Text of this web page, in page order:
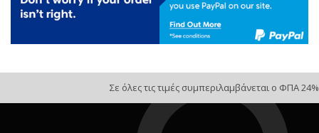
Σε όλες τις τιμές συμπεριλαμβάνεται ο ΦΠΑ 24%